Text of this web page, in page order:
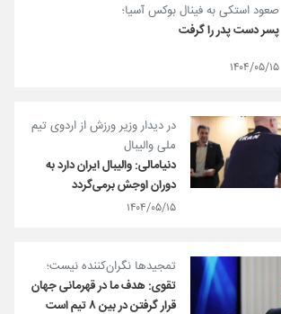
صعود استکی به فینال بوکس آسیا؛
پسر دست پدر را گرفت
۱۴۰۴/۰۵/۱۵
در دیدار وزیر ورزش از اردوی تیم
ملی والیبال
دنیامالی: والیبال ایران دارد به
دوران اوجش برمی‌گردد
۱۴۰۴/۰۵/۱۵
تمجیدها نگران‌کننده نیست؛
تقوی: هدف ما در قهرمانی جهان
قرار گرفتن در بین ۸ تیم است